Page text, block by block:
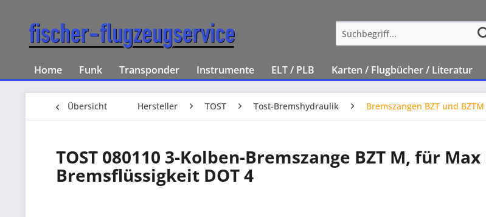
Home Funk Transponder Instrumente ELT / PLB Karten / Flugbücher / Literatur
Übersicht Hersteller TOST Tost-Bremshydraulik Bremszangen BZT und BZTM
TOST 080110 3-Kolben-Bremszange BZT M, für Max
Bremsflüssigkeit DOT 4